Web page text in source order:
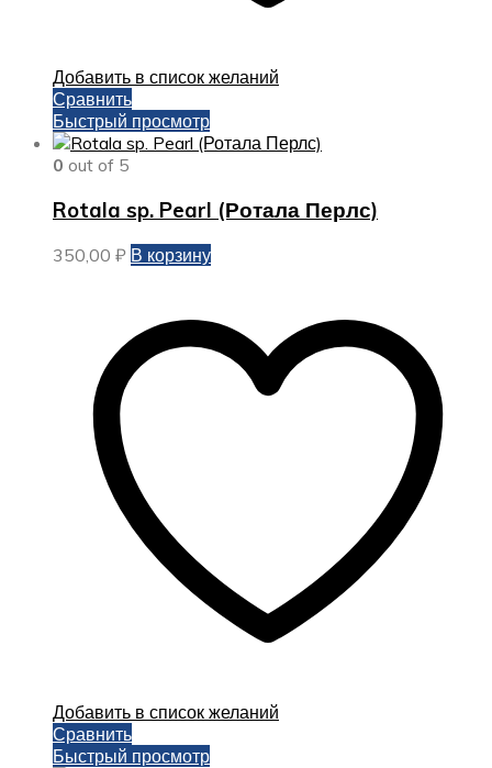
Добавить в список желаний
Сравнить
Быстрый просмотр
0 out of 5
Rotala sp. Pearl (Ротала Перлс)
350,00 ₽ В корзину
Добавить в список желаний
Сравнить
Быстрый просмотр